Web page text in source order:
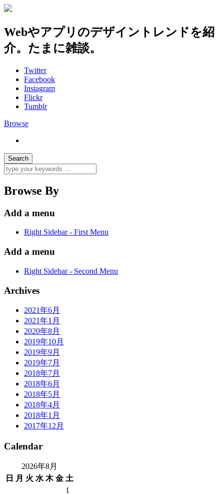
Webやアプリのデザイントレンドを紹
介。たまに雑談。
Twitter
Facebook
Instagram
Flickr
Tumblr
Browse
Browse By
Add a menu
Right Sidebar - First Menu
Add a menu
Right Sidebar - Second Menu
Archives
2021年6月
2021年1月
2020年8月
2019年10月
2019年9月
2019年7月
2018年7月
2018年6月
2018年5月
2018年4月
2018年1月
2017年12月
Calendar
2026年8月
日
月 火 水 木 金 土
1